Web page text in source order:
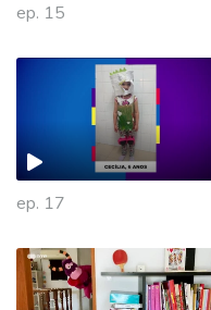
ep. 15
ep. 17
477829